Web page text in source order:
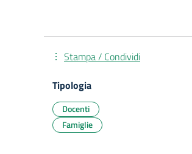
Stampa / Condividi
Tipologia
Docenti
Famiglie